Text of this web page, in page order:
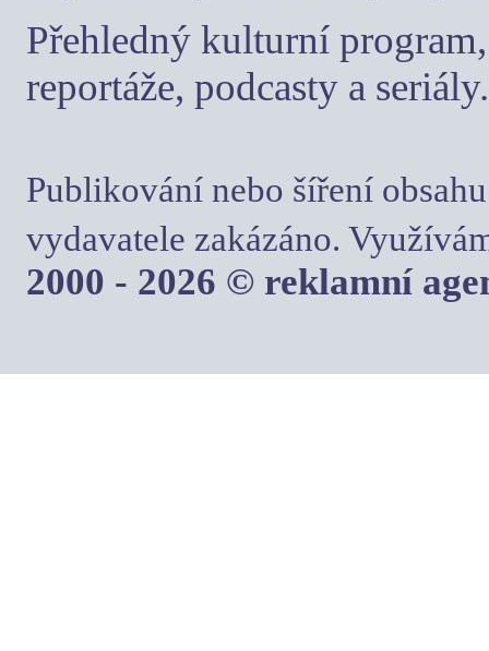
Přehledný kulturní
reportáže, podcasty a seriály.
Publikování nebo šíření
vydavatele zakázáno.
2000 - 2026 © reklamní